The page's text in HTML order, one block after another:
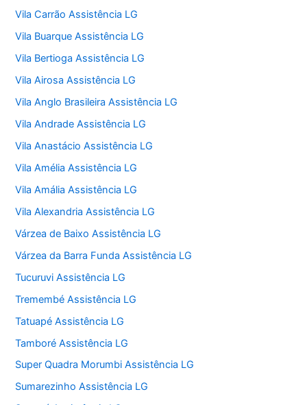
Vila Carrão Assistência LG
Vila Buarque Assistência LG
Vila Bertioga Assistência LG
Vila Airosa Assistência LG
Vila Anglo Brasileira Assistência LG
Vila Andrade Assistência LG
Vila Anastácio Assistência LG
Vila Amélia Assistência LG
Vila Amália Assistência LG
Vila Alexandria Assistência LG
Várzea de Baixo Assistência LG
Várzea da Barra Funda Assistência LG
Tucuruvi Assistência LG
Tremembé Assistência LG
Tatuapé Assistência LG
Tamboré Assistência LG
Super Quadra Morumbi Assistência LG
Sumarezinho Assistência LG